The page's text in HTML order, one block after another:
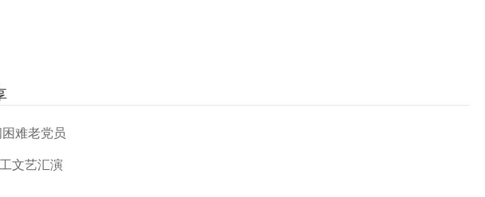
难老党员
文艺汇演